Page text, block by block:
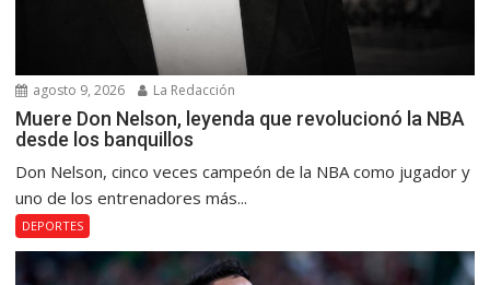
agosto 9, 2026 La Redacción
Muere Don Nelson, leyenda que revolucionó la NBA
desde los banquillos
Don Nelson, cinco veces campeón de la NBA como jugador y
uno de los entrenadores más...
DEPORTES